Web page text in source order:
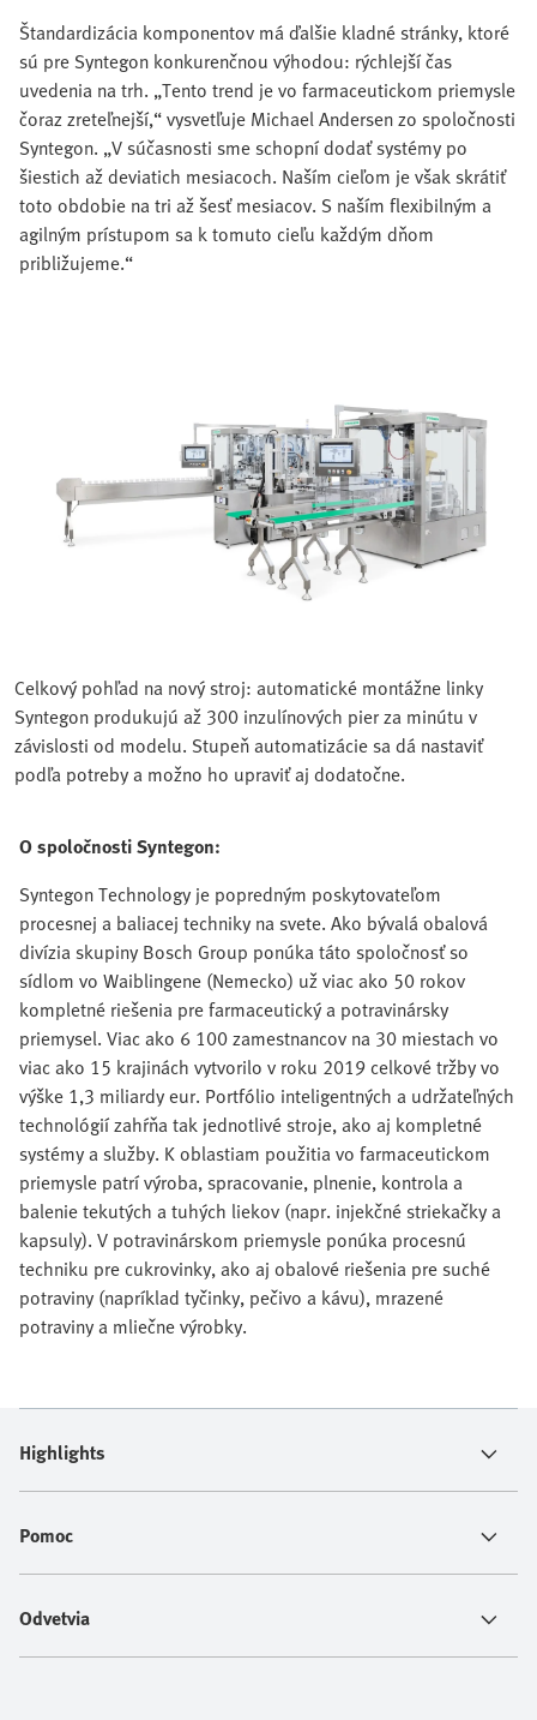
Štandardizácia komponentov má ďalšie kladné stránky, ktoré
sú pre Syntegon konkurenčnou výhodou: rýchlejší čas
uvedenia na trh. „Tento trend je vo farmaceutickom priemysle
čoraz zreteľnejší,“ vysvetľuje Michael Andersen zo spoločnosti
Syntegon. „V súčasnosti sme schopní dodať systémy po
šiestich až deviatich mesiacoch. Naším cieľom je však skrátiť
toto obdobie na tri až šesť mesiacov. S naším flexibilným a
agilným prístupom sa k tomuto cieľu každým dňom
približujeme.“
Celkový pohľad na nový stroj: automatické montážne linky
Syntegon produkujú až 300 inzulínových pier za minútu v
závislosti od modelu. Stupeň automatizácie sa dá nastaviť
podľa potreby a možno ho upraviť aj dodatočne.
O spoločnosti Syntegon:
Syntegon Technology je popredným poskytovateľom
procesnej a baliacej techniky na svete. Ako bývalá obalová
divízia skupiny Bosch Group ponúka táto spoločnosť so
sídlom vo Waiblingene (Nemecko) už viac ako 50 rokov
kompletné riešenia pre farmaceutický a potravinársky
priemysel. Viac ako 6 100 zamestnancov na 30 miestach vo
viac ako 15 krajinách vytvorilo v roku 2019 celkové tržby vo
výške 1,3 miliardy eur. Portfólio inteligentných a udržateľných
technológií zahŕňa tak jednotlivé stroje, ako aj kompletné
systémy a služby. K oblastiam použitia vo farmaceutickom
priemysle patrí výroba, spracovanie, plnenie, kontrola a
balenie tekutých a tuhých liekov (napr. injekčné striekačky a
kapsuly). V potravinárskom priemysle ponúka procesnú
techniku pre cukrovinky, ako aj obalové riešenia pre suché
potraviny (napríklad tyčinky, pečivo a kávu), mrazené
potraviny a mliečne výrobky.
Highlights
Pomoc
Odvetvia